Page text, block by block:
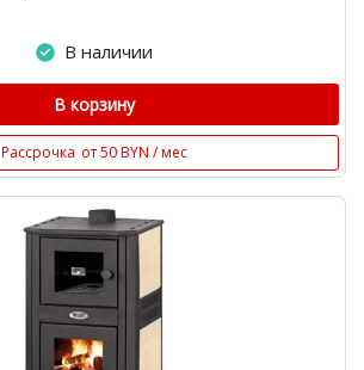
В наличии
В корзину
Рассрочка от 50 BYN / мес